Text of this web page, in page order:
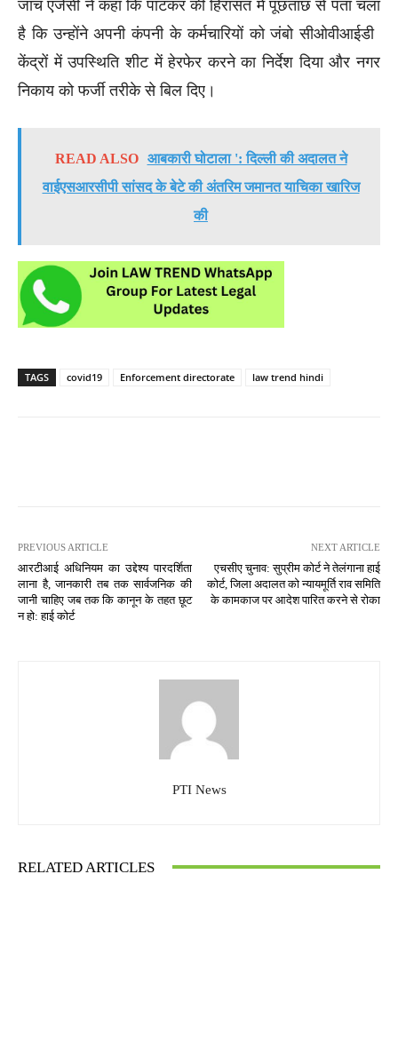
जांच एजेंसी ने कहा कि पाटकर की हिरासत में पूछताछ से पता चला
है कि उन्होंने अपनी कंपनी के कर्मचारियों को जंबो सीओवीआईडी ​​
केंद्रों में उपस्थिति शीट में हेरफेर करने का निर्देश दिया और नगर
निकाय को फर्जी तरीके से बिल दिए।
READ ALSO
आबकारी घोटाला ': दिल्ली की अदालत ने
वाईएसआरसीपी सांसद के बेटे की अंतरिम जमानत याचिका खारिज
की
TAGS covid19 Enforcement directorate law trend hindi
PREVIOUS ARTICLE
आरटीआई अधिनियम का उद्देश्य पारदर्शिता
लाना है, जानकारी तब तक सार्वजनिक की
जानी चाहिए जब तक कि कानून के तहत छूट
न हो: हाई कोर्ट
NEXT ARTICLE
एचसीए चुनाव: सुप्रीम कोर्ट ने तेलंगाना हाई
कोर्ट, जिला अदालत को न्यायमूर्ति राव समिति
के कामकाज पर आदेश पारित करने से रोका
PTI News
RELATED ARTICLES